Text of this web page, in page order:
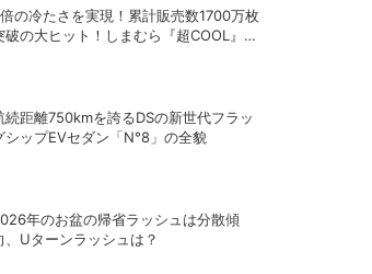
の冷たさを実現！累計販売数1700万枚
破の大ヒット！しまむら『超COOL』シ
続距離750kmを誇るDSの新世代フラッ
シップEVセダン「N°8」の全貌
年のお盆の帰省ラッシュは分散傾
、Uターンラッシュは？